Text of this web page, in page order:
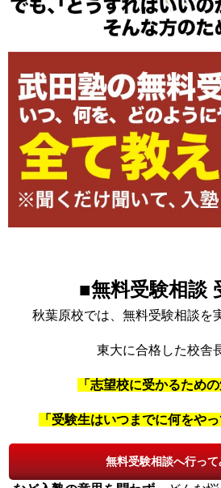
■無料受験相談
秋葉原校では、無料受験相談を
東大に合格した校舎
「志望校に受かるための
「受験生はいつまでに何をや
「成績をあげるに
無料受験相談へ行っ